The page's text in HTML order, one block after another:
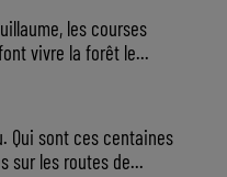
les courses
vivre la forêt le...
Qui sont ces centaines
sur les routes de...